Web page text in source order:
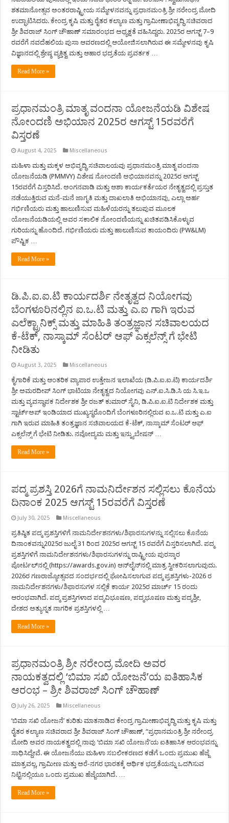
ಶತಮಾನೋತ್ಸವ ಅಂತರರಾಷ್ಟ್ರೀಯ ಸಮ್ಮೇಳನವನ್ನು ಪ್ರಧಾನಮಂತ್ರಿ ಶ್ರೀ ನರೇಂದ್ರ ಮೋದಿ
ಉದ್ಘಾಟಿಸಿದರು. ಕೇಂದ್ರ ಕೃಷಿ ಮತ್ತು ರೈತರ ಕಲ್ಯಾಣ ಮತ್ತು ಗ್ರಾಮೀಣಾಭಿವೃದ್ಧಿ ಸಚಿವರಾದ
ಶ್ರೀ ಶಿವರಾಜ್ ಸಿಂಗ್ ಚೌಹಾಣ್ ಸಮಾರಂಭದ ಅಧ್ಯಕ್ಷತೆ ವಹಿಸಿದ್ದರು. 2025ರ ಆಗಸ್ಟ್ 7–9
ರವರೆಗೆ ನವದೆಹಲಿಯ ಪುಸಾ ಆವರಣದಲ್ಲಿ ಆಯೋಜಿಸಲಾಗಿರುವ ಈ ಸಮ್ಮೇಳನವು ಕೃಷಿ
ವಿಜ್ಞಾನದಲ್ಲಿ ಶ್ರೇಷ್ಠ ವ್ಯಕ್ತಿತ್ವ ಮತ್ತು ಆಹಾರ ಭದ್ರತೆಯ ಪ್ರವರ್ತಕ …
Read More »
ಪ್ರಧಾನಮಂತ್ರಿ ಮಾತೃ ವಂದನಾ ಯೋಜನೆಯಡಿ ವಿಶೇಷ
ನೋಂದಣಿ ಅಭಿಯಾನ 2025ರ ಆಗಸ್ಟ್ 15ರವರೆಗೆ
ವಿಸ್ತರಣೆ
August 4, 2025 Miscellaneous
ಮಹಿಳಾ ಮತ್ತು ಮಕ್ಕಳ ಅಭಿವೃದ್ಧಿ ಸಚಿವಾಲಯವು ಪ್ರಧಾನಮಂತ್ರಿ ಮಾತೃ ವಂದನಾ
ಯೋಜನೆಯಡಿ (PMMVY) ವಿಶೇಷ ನೋಂದಣಿ ಅಭಿಯಾನವನ್ನು 2025ರ ಆಗಸ್ಟ್
15ರವರೆಗೆ ವಿಸ್ತರಿಸಿದೆ. ಅಂಗನವಾಡಿ ಮತ್ತು ಆಶಾ ಕಾರ್ಯಕರ್ತೆಯರ ನೇತೃತ್ವದಲ್ಲಿ ಪ್ರಸ್ತುತ
ನಡೆಯುತ್ತಿರುವ ಮನೆ-ಮನೆ ಜಾಗೃತಿ ಮತ್ತು ದಾಖಲಾತಿ ಅಭಿಯಾನವು, ಎಲ್ಲಾ ಅರ್ಹ
ಗರ್ಭಿಣಿಯರು ಮತ್ತು ಹಾಲುಣಿಸುವ ಮಹಿಳೆಯರನ್ನು ತಲುಪುವ ಮೂಲಕ
ಯೋಜನೆಯಡಿಯಲ್ಲಿ ಅವರ ಸಕಾಲಿಕ ನೋಂದಣಿಯನ್ನು ಖಚಿತಪಡಿಸಿಕೊಳ್ಳುವ
ಗುರಿಯನ್ನು ಹೊಂದಿದೆ. ಗರ್ಭಿಣಿಯರು ಮತ್ತು ಹಾಲುಣಿಸುವ ತಾಯಂದಿರು (PW&LM)
ಪೌಷ್ಟಿಕ …
Read More »
ಡಿ.ಪಿ.ಐ.ಐ.ಟಿ ಕಾರ್ಯದರ್ಶಿ ನೇತೃತ್ವದ ನಿಯೋಗವು
ಬೆಂಗಳೂರಿನಲ್ಲಿನ ಐ.ಒ.ಟಿ ಮತ್ತು ಎ.ಐ ಗಾಗಿ ಇರುವ
ಎಲೆಕ್ಟ್ರಾನಿಕ್ಸ್ ಮತ್ತು ಮಾಹಿತಿ ತಂತ್ರಜ್ಞಾನ ಸಚಿವಾಲಯದ
ಕೆ-ಟೆಕ್, ನಾಸ್ಕಾಮ್ ಸೆಂಟರ್ ಆಫ್ ಎಕ್ಸಲೆನ್ಸ್ ಗೆ ಭೇಟಿ
ನೀಡಿತು
August 3, 2025 Miscellaneous
ಕೈಗಾರಿಕೆ ಮತ್ತು ಆಂತರಿಕ ವ್ಯಾಪಾರ ಉತ್ತೇಜನ ಇಲಾಖೆಯ (ಡಿ.ಪಿ.ಐ.ಐ.ಟಿ) ಕಾರ್ಯದರ್ಶಿ
ಶ್ರೀ ಅಮರದೀಪ್ ಸಿಂಗ್ ಭಾಟಿಯಾ ನೇತೃತ್ವದ ನಿಯೋಗವು ಎನ್.ಐ.ಸಿ.ಡಿ.ಸಿ ಯ ಸಿ.ಇ.ಒ
ಮತ್ತು ವ್ಯವಸ್ಥಾಪಕ ನಿರ್ದೇಶಕ ಶ್ರೀ ರಜತ್ ಕುಮಾರ್ ಸೈನಿ, ಡಿ.ಪಿ.ಐ.ಐ.ಟಿ ನಿರ್ದೇಶಕ ಮತ್ತು
ಸ್ಟಾರ್ಟ್ಅಪ್ ಇಂಡಿಯಾದ ಮುಖ್ಯಸ್ಥರೊಂದಿಗೆ ಬೆಂಗಳೂರಿನಲ್ಲಿರುವ ಐ.ಒ.ಟಿ ಮತ್ತು ಎ.ಐ
ಗಾಗಿ ಇರುವ ಮಾಹಿತಿ ತಂತ್ರಜ್ಞಾನ ಸಚಿವಾಲಯದ ಕೆ-ಟೆಕ್, ನಾಸ್ಕಾಮ್ ಸೆಂಟರ್ ಆಫ್
ಎಕ್ಸಲೆನ್ಸ್ ಗೆ ಭೇಟಿ ನೀಡಿತು. ನವೋದ್ಯಮ ಮತ್ತು ಇನ್ಕ್ಯುಬೇಷನ್ …
Read More »
ಪದ್ಮ ಪ್ರಶಸ್ತಿ 2026ಗೆ ನಾಮನಿರ್ದೇಶನ ಸಲ್ಲಿಸಲು ಕೊನೆಯ
ದಿನಾಂಕ 2025 ಆಗಸ್ಟ್‌ 15ರವರೆಗೆ ವಿಸ್ತರಣೆ
July 30, 2025 Miscellaneous
ಪ್ರತಿಷ್ಠಿತ ಪದ್ಮ ಪ್ರಶಸ್ತಿಗಳಿಗೆ ನಾಮನಿರ್ದೇಶನಗಳು/ಶಿಫಾರಸುಗಳನ್ನು ಸಲ್ಲಿಸಲು ಕೊನೆಯ
ದಿನಾಂಕವನ್ನು2025ರ ಜುಲೈ 31 ರಿಂದ 2025ರ ಆಗಸ್ಟ್ 15 ರವರೆಗೆ ವಿಸ್ತರಿಸಲಾಗಿದೆ. ಪದ್ಮ
ಪ್ರಶಸ್ತಿಗಳಿಗೆ ನಾಮನಿರ್ದೇಶನಗಳು/ಶಿಫಾರಸುಗಳನ್ನು ರಾಷ್ಟ್ರೀಯ ಪುರಸ್ಕಾರ
ಪೋರ್ಟಲ್‌ನಲ್ಲಿ (https://awards.gov.in) ಆನ್‌ಲೈನ್‌ನಲ್ಲಿ ಮಾತ್ರ ಸ್ವೀಕರಿಸಲಾಗುವುದು.
2026ರ ಗಣರಾಜ್ಯೋತ್ಸವದ ಸಂದರ್ಭದಲ್ಲಿ ಘೋಷಿಸಲಾಗುವ ಪದ್ಮ ಪ್ರಶಸ್ತಿಗಳು-2026 ರ
ನಾಮನಿರ್ದೇಶನಗಳು/ಶಿಫಾರಸುಗಳ ಸಲ್ಲಿಕೆ ಕಾರ್ಯ 2025ರ ಮಾರ್ಚ್ 15 ರಂದು
ಆರಂಭವಾಗಿದೆ. ಪದ್ಮ ಪ್ರಶಸ್ತಿಗಳಾದ ಪದ್ಮವಿಭೂಷಣ, ಪದ್ಮಭೂಷಣ ಮತ್ತು ಪದ್ಮಶ್ರೀ,
ದೇಶದ ಅತ್ಯುನ್ನತ ನಾಗರಿಕ ಪ್ರಶಸ್ತಿಗಳಲ್ಲಿ …
Read More »
ಪ್ರಧಾನಮಂತ್ರಿ ಶ್ರೀ ನರೇಂದ್ರ ಮೋದಿ ಅವರ
ನಾಯಕತ್ವದಲ್ಲಿ ‘ಬಿಮಾ ಸಖಿ ಯೋಜನೆ’ಯ ಐತಿಹಾಸಿಕ
ಆರಂಭ – ಶ್ರೀ ಶಿವರಾಜ್ ಸಿಂಗ್ ಚೌಹಾಣ್
July 26, 2025 Miscellaneous
‘ಬಿಮಾ ಸಖಿ ಯೋಜನೆ’ ಕುರಿತು ಮಾತನಾಡಿದ ಕೇಂದ್ರ ಗ್ರಾಮೀಣಾಭಿವೃದ್ಧಿ ಮತ್ತು ಕೃಷಿ ಮತ್ತು
ರೈತರ ಕಲ್ಯಾಣ ಸಚಿವರಾದ ಶ್ರೀ ಶಿವರಾಜ್ ಸಿಂಗ್ ಚೌಹಾಣ್, “ಪ್ರಧಾನಮಂತ್ರಿ ಶ್ರೀ ನರೇಂದ್ರ
ಮೋದಿ ಅವರ ನಾಯಕತ್ವದಲ್ಲಿ ನಾವು ‘ಬಿಮಾ ಸಖಿ ಯೋಜನೆ’ಯ ಐತಿಹಾಸಿಕ ಆರಂಭವನ್ನು
ಸಾಧಿಸಿದ್ದೇವೆ. ಈ ಯೋಜನೆಯು ಮಹಿಳಾ ಸಬಲೀಕರಣದ ಕಡೆಗೆ ಒಂದು ಪ್ರಮುಖ ಹೆಜ್ಜೆ
ಮಾತ್ರವಲ್ಲ, ಗ್ರಾಮೀಣ ಮತ್ತು ಅರೆ-ನಗರ ಭಾರತಕ್ಕೆ ಆರ್ಥಿಕ ಭದ್ರತೆಯನ್ನು ಒದಗಿಸುವ
ನಿಟ್ಟಿನಲ್ಲಿಯೂ ಒಂದು ಪ್ರಮುಖ ಹೆಜ್ಜೆಯಾಗಿದೆ. …
Read More »